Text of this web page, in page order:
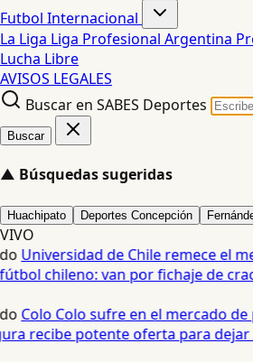
Futbol Internacional
La Liga Liga Profesional Argentina
Lucha Libre
AVISOS LEGALES
Buscar en SABES Deportes
Buscar
▲ Búsquedas sugeridas
Huachipato Deportes Concepción
VIVO
Universidad de Chile remece el
chileno: van por fichaje de
Colo Colo sufre en el mercado de
recibe potente oferta para dejar